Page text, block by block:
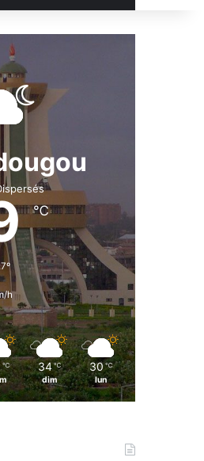
℃
h
℃ 34 ℃
dim
30 ℃
lun